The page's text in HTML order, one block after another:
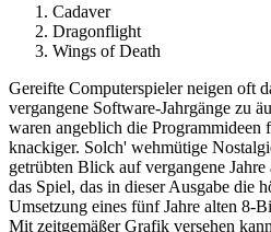
Cadaver
Dragonflight
Wings of Death
Gereifte Computerspieler neigen oft
vergangene Software-Jahrgänge zu
waren angeblich die Programmideen
knackiger. Solch' wehmütige
getrübten Blick auf vergangene
das Spiel, das in dieser Ausgabe die
Umsetzung eines fünf Jahre alten 8-
Mit zeitgemäßer Grafik versehen